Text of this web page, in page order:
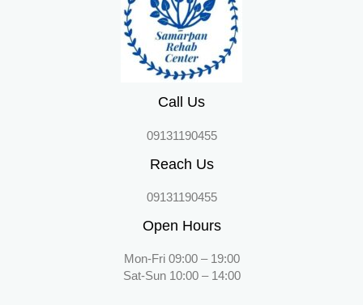
Call Us
09131190455
Reach Us
09131190455
Open Hours
Mon-Fri 09:00 – 19:00
Sat-Sun 10:00 – 14:00